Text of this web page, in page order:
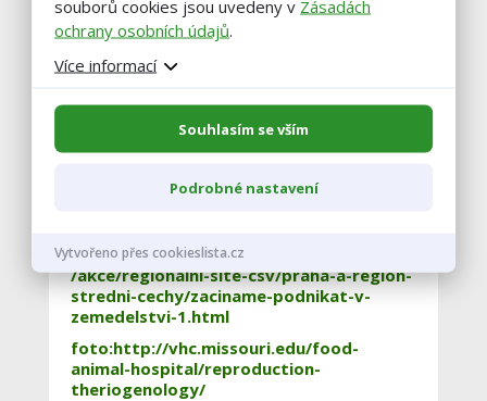
s.r.o.
z: http://eagri.cz/public/web/mze/venkov
/akce/regionalni-site-csv/praha-a-region-
stredni-cechy/zaciname-podnikat-v-
zemedelstvi-1.html
foto:http://vhc.missouri.edu/food-
animal-hospital/reproduction-
theriogenology/
souborů cookies jsou uvedeny v Zásadách
ochrany osobních údajů.
Více informací
Souhlasím se vším
Podrobné nastavení
Vytvořeno přes cookieslista.cz